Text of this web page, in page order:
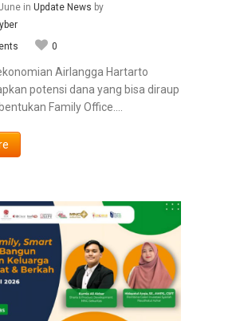
in Update News by
0
Airlangga Hartarto
potensi dana yang bisa diraup
Family Office....